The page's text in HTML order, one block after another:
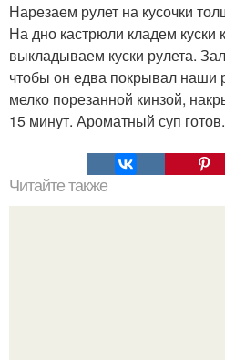
Нарезаем рулет на кусочки
На дно кастрюли кладем куски
выкладываем куски рулета.
чтобы он едва покрывал наши
мелко порезанной кинзой,
15 минут. Ароматный суп
Читайте также